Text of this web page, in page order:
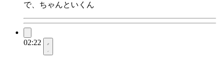
で、ちゃんといくん
02:22